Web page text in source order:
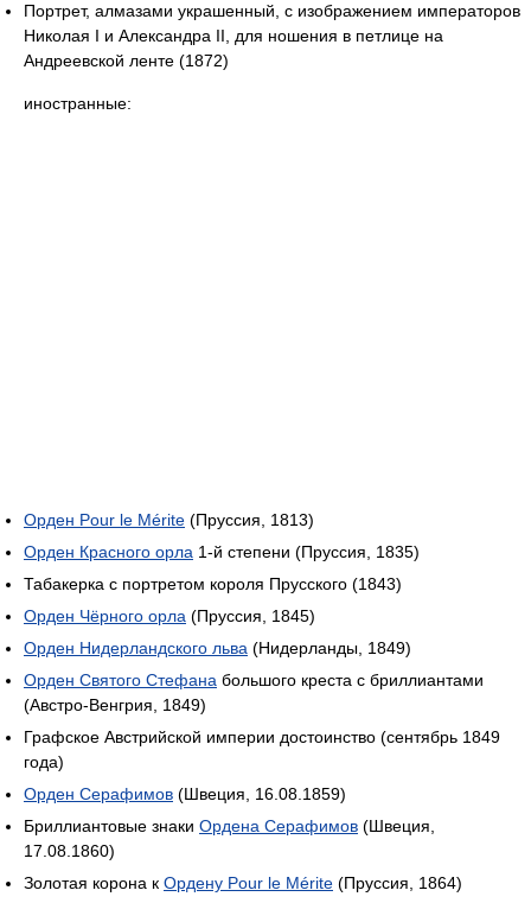
Портрет, алмазами украшенный, с изображением императоров
Николая I и Александра II, для ношения в петлице на
Андреевской ленте (1872)
иностранные:
Орден Pour le Mérite (Пруссия, 1813)
Орден Красного орла 1-й степени (Пруссия, 1835)
Табакерка с портретом короля Прусского (1843)
Орден Чёрного орла (Пруссия, 1845)
Орден Нидерландского льва (Нидерланды, 1849)
Орден Святого Стефана большого креста с бриллиантами
(Австро-Венгрия, 1849)
Графское Австрийской империи достоинство (сентябрь 1849
года)
Орден Серафимов (Швеция, 16.08.1859)
Бриллиантовые знаки Ордена Серафимов (Швеция,
17.08.1860)
Золотая корона к Ордену Pour le Mérite (Пруссия, 1864)